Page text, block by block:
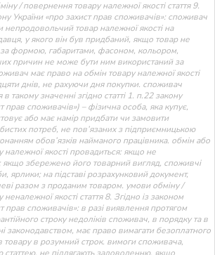
/ повернення товару належної якості стаття 9.
України «про захист прав споживачів»: споживач
непродовольчий товар належної якості на
у якого він був придбаний, якщо товар не
формою, габаритами, фасоном, кольором,
причин не може бути ним використаний за
має право на обмін товару належної якості
днів, не рахуючи дня покупки. споживач
такому значенні згідно статті 1. п.22 закону
прав споживачів») – фізична особа, яка купує,
або має намір придбати чи замовити
потреб, не пов’язаних з підприємницькою
обов’язків найманого працівника. обмін або
належної якості провадиться: якщо не
якщо збережено його товарний вигляд, споживчі
ярлики; на підставі розрахунковий документ,
разом з проданим товаром. умови обміну /
якості стаття 8. Згідно із законом
прав споживачів»: в разі виявлення протягом
строку недоліків споживач, в порядку та в
законодавством, має право вимагати безоплатного
товару в розумний строк. вимоги споживача,
статтею, не підлягають задоволенню, якщо